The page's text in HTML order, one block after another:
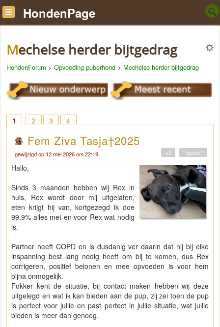
HondenPage
Mechelse herder bijtgedrag
HondenForum > Opvoeding puberhond > Mechelse herder bijtgedrag
1 2 3 4
Fem Ziva Tasja†2025
gewijzigd op 12 mei 2026 om 22:19 " quote "
+0
Hallo,
Sinds 3 maanden hebben wij Rex in
huis, Rex wordt door mij uitgelaten,
eten krijgt hij van, kortgezegd ik doe
99,9% alles met en voor Rex wat nodig
is.
Partner heeft COPD en is dusdanig ver daarin dat hij bij elke
inspanning best lang nodig heeft om bij te komen, dus Rex
corrigeren, positief belonen en mee opvoeden is voor hem
bijna onmogelijk.
Fokker kent de situatie, bij contact maken hebben wij deze
uitgelegd en wat ik kan bieden aan de pup, zij zei toen de pup
is perfect voor jullie en past perfect in jullie situatie, wat jullie
bieden is meer dan genoeg.